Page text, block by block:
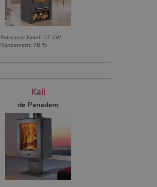
Puissance Nomi: 12 kW
Rendement: 78 %
Kali
de Panadero